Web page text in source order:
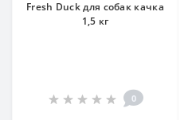
Fresh Duck для cобак качка
1,5 кг
0